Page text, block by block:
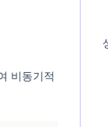
비동기적